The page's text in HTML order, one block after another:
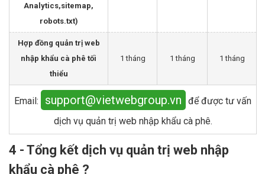
Analytics,sitemap,
robots.txt)
Hợp đồng quản trị web
nhập khẩu cà phê tối
thiểu
1 tháng 1 tháng 1 tháng
Email: support@vietwebgroup.vn
để được tư vấn
dịch vụ quản trị web nhập khẩu cà phê.
4 - Tổng kết dịch vụ quản trị web nhập
khẩu cà phê ?